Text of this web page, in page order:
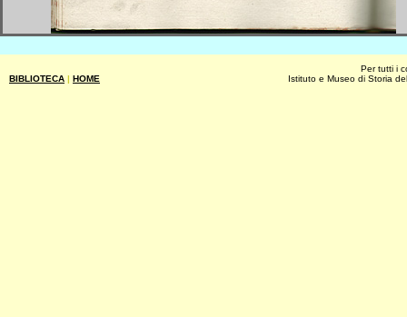
BIBLIOTECA | HOME
Per tutti i
Istituto e Museo di Storia